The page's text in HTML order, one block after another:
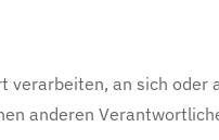
verarbeiten, an sich oder
anderen